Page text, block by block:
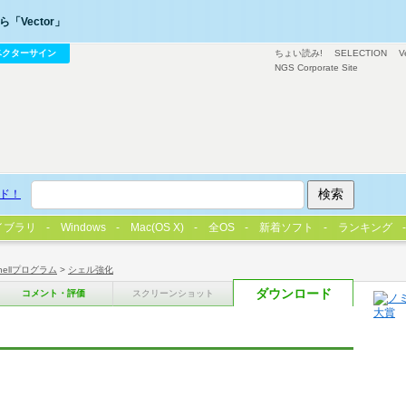
プログラム > シェル強化
コメント・評価 スクリーンショット ダウンロード
ちょい読み! SELECTION
NGS Corporate Site
「Vector」
クターサイン
！
ブラリ Windows Mac(OS X) 全OS 新着ソフト ランキング